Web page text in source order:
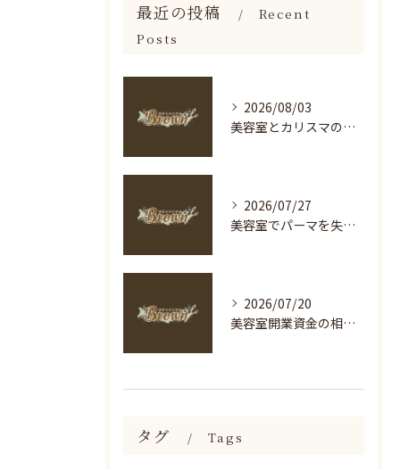
最近の投稿
Recent
Posts
2026/08/03
美容室とカリスマの選び方を神奈川県海老名市足柄下郡箱根町で徹底解説
2026/07/27
美容室でパーマを失敗しないための長持ち＆ダメージケア完全ガイド
2026/07/20
美容室開業資金の相場と海老名市横浜市南区で自己資金500万円から始める現実的なステップ
タグ Tags